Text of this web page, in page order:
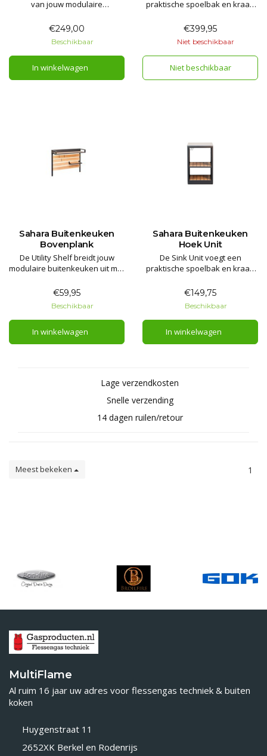
van jouw modulaire
werkblad, soft-close
kastdeuren, ruimte voor een
gasfles en verstelbare poten
biedt deze module praktische
werk- en opbergruimte voor
buiten.
€249,00
Beschikbaar
In winkelwagen
praktische spoelbak en kraan
buitenkeuken. Compleet met
afvoerkit, snelkoppeling voor
de wateraansluiting, RVS
werkblad en ruime
opbergruimte achter soft-close
kastdeuren.
€399,95
Niet beschikbaar
Niet beschikbaar
Sahara Buitenkeuken
Bovenplank
De Utility Shelf breidt jouw
modulaire buitenkeuken uit met
ophangmogelijkheden.
Voorzien van een doorlopende
bovenplank, verplaatsbare
accessoires en ophanghaken
voor een georganiseerde en
efficiënte werkruimte.
€59,95
Beschikbaar
In winkelwagen
Sahara Buitenkeuken
Hoek Unit
De Sink Unit voegt een
praktische spoelbak en kraan
buitenkeuken. Compleet met
afvoerkit, snelkoppeling voor
de wateraansluiting, RVS
werkblad en ruime
opbergruimte achter soft-close
kastdeuren.
€149,75
Beschikbaar
In winkelwagen
Lage verzendkosten
Snelle verzending
14 dagen ruilen/retour
Meest bekeken 1
MultiFlame
Al ruim 16 jaar uw adres voor flessengas techniek & buiten
koken
Huygenstraat 11
2652XK Berkel en Rodenrijs